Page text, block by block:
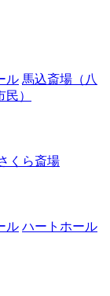
ル 馬込斎場（八
）
くら斎場
ル ハートホール